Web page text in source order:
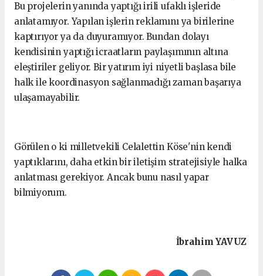
Bu projelerin yanında yaptığı irili ufaklı işleride
anlatamıyor. Yapılan işlerin reklamını ya birilerine
kaptırıyor ya da duyuramıyor. Bundan dolayı
kendisinin yaptığı icraatların paylaşımının altına
eleştiriler geliyor. Bir yatırım iyi niyetli başlasa bile
halk ile koordinasyon sağlanmadığı zaman başarıya
ulaşamayabilir.
Görülen o ki milletvekili Celalettin Köse'nin kendi
yaptıklarını, daha etkin bir iletişim stratejisiyle halka
anlatması gerekiyor. Ancak bunu nasıl yapar
bilmiyorum.
İbrahim YAVUZ